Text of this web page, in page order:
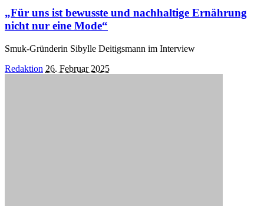
„Für uns ist bewusste und nachhaltige Ernährung
nicht nur eine Mode“
Smuk-Gründerin Sibylle Deitigsmann im Interview
Posted
Redaktion 26. Februar 2025